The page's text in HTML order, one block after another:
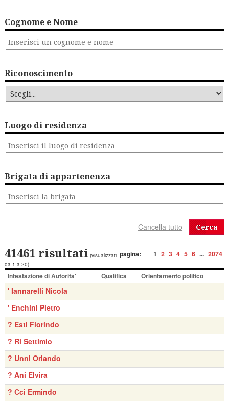
Cognome e Nome
Riconoscimento
Luogo di residenza
Brigata di appartenenza
Cerca
pagina: 1 2 3 4 5 6 ... 2074
41461 risultati (visualizzati
da 1 a 20)
Intestazione di Autorita' Qualifica Orientamento politico
' Iannarelli Nicola
' Enchini Pietro
? Esti Florindo
? Ri Settimio
? Unni Orlando
? Ani Elvira
? Cci Ermindo